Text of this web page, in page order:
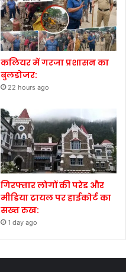
कलियर में गरजा प्रशासन का
बुलडोजर:
22 hours ago
गिरफ्तार लोगों की परेड और
मीडिया ट्रायल पर हाईकोर्ट का
सख्त रुख:
1 day ago